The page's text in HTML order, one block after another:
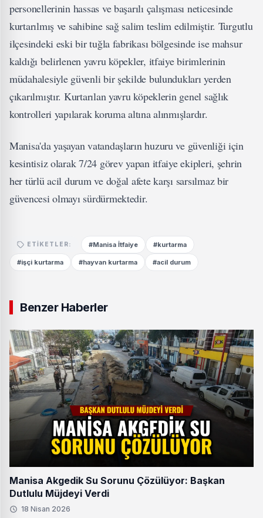
personellerinin hassas ve başarılı çalışması neticesinde
kurtarılmış ve sahibine sağ salim teslim edilmiştir. Turgutlu
ilçesindeki eski bir tuğla fabrikası bölgesinde ise mahsur
kaldığı belirlenen yavru köpekler, itfaiye birimlerinin
müdahalesiyle güvenli bir şekilde bulundukları yerden
çıkarılmıştır. Kurtarılan yavru köpeklerin genel sağlık
kontrolleri yapılarak koruma altına alınmışlardır.
Manisa'da yaşayan vatandaşların huzuru ve güvenliği için
kesintisiz olarak 7/24 görev yapan itfaiye ekipleri, şehrin
her türlü acil durum ve doğal afete karşı sarsılmaz bir
güvencesi olmayı sürdürmektedir.
ETIKETLER: #Manisa İtfaiye #kurtarma
#işçi kurtarma #hayvan kurtarma #acil durum
Benzer Haberler
Manisa Akgedik Su Sorunu Çözülüyor: Başkan
Dutlulu Müjdeyi Verdi
18 Nisan 2026